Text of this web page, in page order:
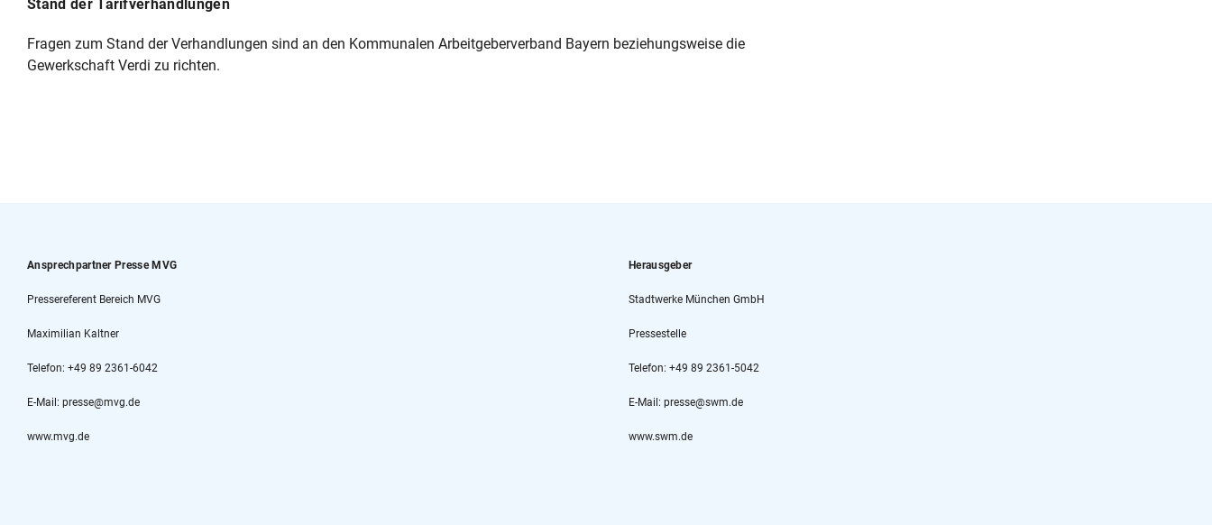
Stand der Tarifverhandlungen
Fragen zum Stand der Verhandlungen sind an den Kommunalen Arbeitgeberverband Bayern beziehungsweise die
Gewerkschaft Verdi zu richten.
Ansprechpartner Presse MVG
Pressereferent Bereich MVG
Maximilian Kaltner
Telefon: +49 89 2361-6042
E-Mail: presse@mvg.de
www.mvg.de
Herausgeber
Stadtwerke München GmbH
Pressestelle
Telefon: +49 89 2361-5042
E-Mail: presse@swm.de
www.swm.de